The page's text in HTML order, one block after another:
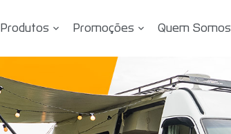
Produtos Promoções Quem Somos